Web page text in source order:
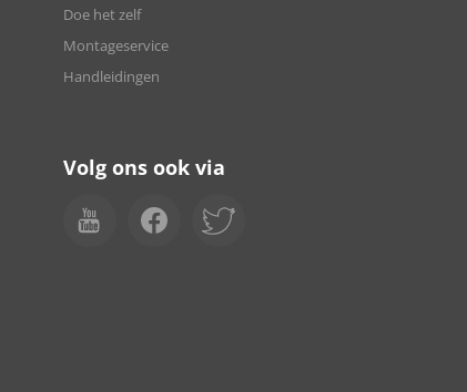
Doe het zelf
Montageservice
Handleidingen
Volg ons ook via